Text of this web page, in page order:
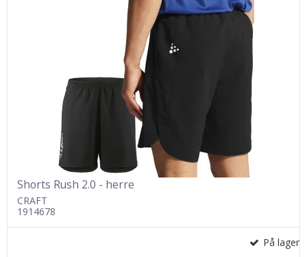
Shorts Rush 2.0 - herre
CRAFT
1914678
På lager